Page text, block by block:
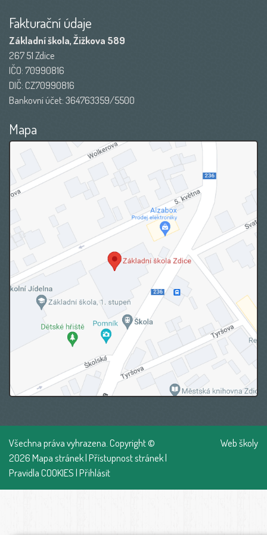
Fakturační údaje
Základní škola, Žižkova 589
267 51 Zdice
IČO: 70990816
DIČ: CZ70990816
Bankovní účet: 364763359/5500
Mapa
Všechna práva vyhrazena. Copyright ©
2026Mapa stránek|Přístupnost stránek|
Pravidla COOKIES|Přihlásit
Web školy